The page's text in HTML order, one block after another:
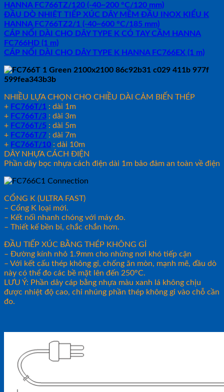
HANNA FC766TZ/120 (-40~200 °C/120 mm)
ĐẦU DÒ NHIỆT TIẾP XÚC DÂY MỀM ĐẦU INOX KIỂU K
HANNA FC766TZ2/1 (-40~600 °C/185 mm)
CÁP NỐI DÀI CHO DÂY TYPE K CÓ TAY CẦM HANNA
FC766HD (1 m)
CÁP NỐI DÀI CHO DÂY TYPE K HANNA FC766EX (1 m)
NHIỀU LỰA CHỌN CHO CHIỀU DÀI CẢM BIẾN THÉP
+ FC766T/1 : dài 1m
+ FC766T/3 : dài 3m
+ FC766T/5 : dài 5m
+ FC766T/7 : dài 7m
+ FC766T/10 : dài 10m
DÂY NHỰA CÁCH ĐIỆN
Phần dây bọc nhựa cách điện dài 1m bảo đảm an toàn về điện
CỔNG K (ULTRA FAST)
– Cổng K loại mới.
– Kết nối nhanh chóng với máy đo.
– Thiết kế bền bỉ, chắc chắn hơn.
ĐẦU TIẾP XÚC BẰNG THÉP KHÔNG GỈ
– Đường kính nhỏ 1.9mm cho những nơi khó tiếp cận
– Với kết cấu thép không gỉ, chống ăn mòn, mạnh mẽ, đầu dò
này có thể đo các bề mặt lên đến 250°C.
LƯU Ý: Phần dây cáp bằng nhựa màu xanh lá không chịu
được nhiệt độ cao, chỉ nhúng phần thép không gỉ vào chỗ cần
đo.